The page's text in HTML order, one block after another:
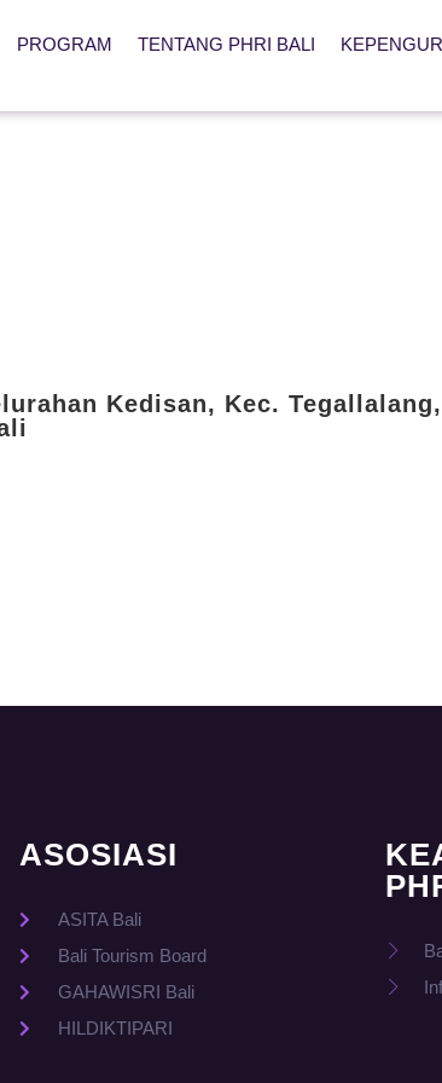
PROGRAM TENTANG PHRI BALI
Kedisan, Kec.
ASOSIASI
ASITA Bali
Bali Tourism Board
GAHAWISRI Bali
HILDIKTIPARI